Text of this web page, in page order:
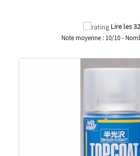
Lire les
Note moyenne :10/10-